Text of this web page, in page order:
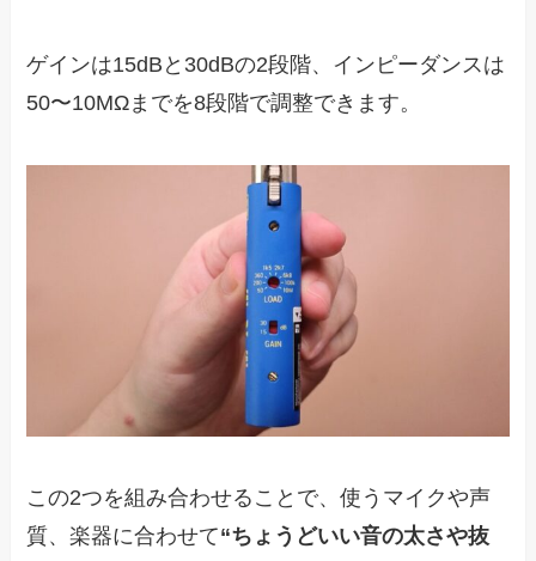
ゲインは15dBと30dBの2段階、インピーダンスは
50〜10MΩまでを8段階で調整できます。
この2つを組み合わせることで、使うマイクや声
質、楽器に合わせて“ちょうどいい音の太さや抜